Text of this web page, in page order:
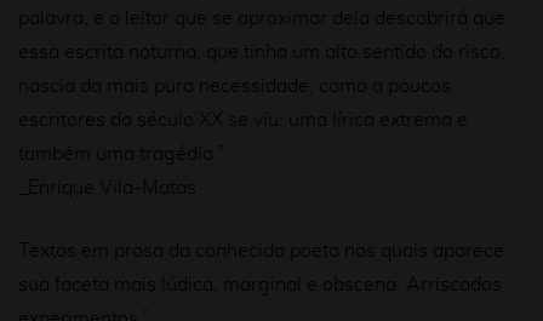
palavra, e o leitor que se aproximar dela descobrirá que
essa escrita noturna, que tinha um alto sentido do risco,
nascia da mais pura necessidade, como a poucos
escritores do século XX se viu: uma lírica extrema e
também uma tragédia.”
_Enrique Vila-Matas
Textos em prosa da conhecida poeta nos quais aparece
sua faceta mais lúdica, marginal e obscena. Arriscados